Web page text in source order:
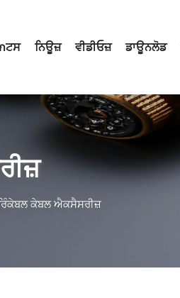
ਟਸ ਨਿਊਜ਼ ਵੀਡੀਓਜ਼ ਡਾਊਨਲੋਡ
ਕੇਬਲ ਐਕਸੈਸਰੀਜ਼